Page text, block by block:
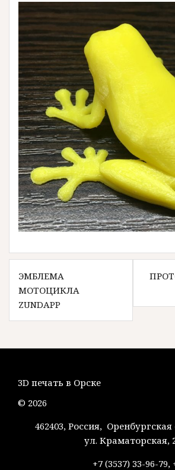
Навигация
по
записям
ЭМБЛЕМА
МОТОЦИКЛА
ZUNDAPP
3D печать в Орске
© 2026
462403, Россия, Оренбургская
ул. Краматорская,
+7 (3537) 33-96-79,